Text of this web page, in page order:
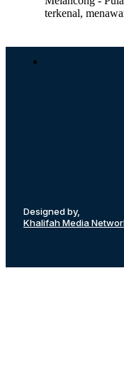
terkenal,
Designed by,
Khalifah Media